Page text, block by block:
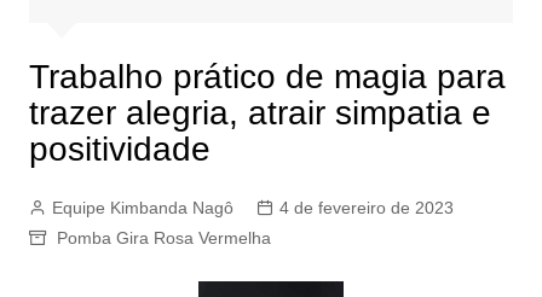
Trabalho prático de magia para
trazer alegria, atrair simpatia e
positividade
Equipe Kimbanda Nagô
4 de fevereiro de 2023
Pomba Gira Rosa Vermelha